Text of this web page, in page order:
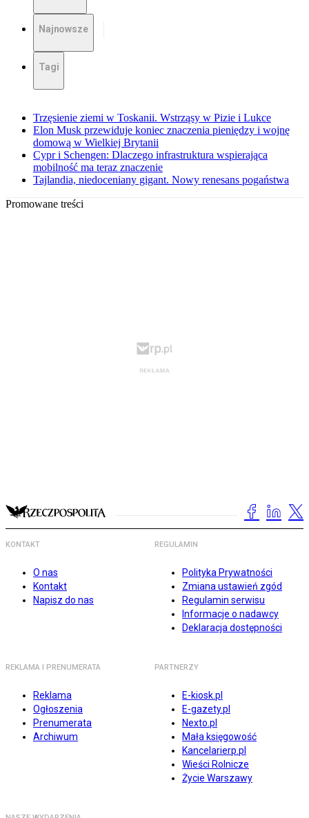
Najnowsze
Tagi
Trzęsienie ziemi w Toskanii. Wstrząsy w Pizie i Lukce
Elon Musk przewiduje koniec znaczenia pieniędzy i wojnę
domową w Wielkiej Brytanii
Cypr i Schengen: Dlaczego infrastruktura wspierająca
mobilność ma teraz znaczenie
Tajlandia, niedoceniany gigant. Nowy renesans pogaństwa
Promowane treści
KONTAKT
O nas
Kontakt
Napisz do nas
REGULAMIN
Polityka Prywatności
Zmiana ustawień zgód
Regulamin serwisu
Informacje o nadawcy
Deklaracja dostępności
REKLAMA I PRENUMERATA
Reklama
Ogłoszenia
Prenumerata
Archiwum
PARTNERZY
E-kiosk.pl
E-gazety.pl
Nexto.pl
Mała księgowość
Kancelarierp.pl
Wieści Rolnicze
Życie Warszawy